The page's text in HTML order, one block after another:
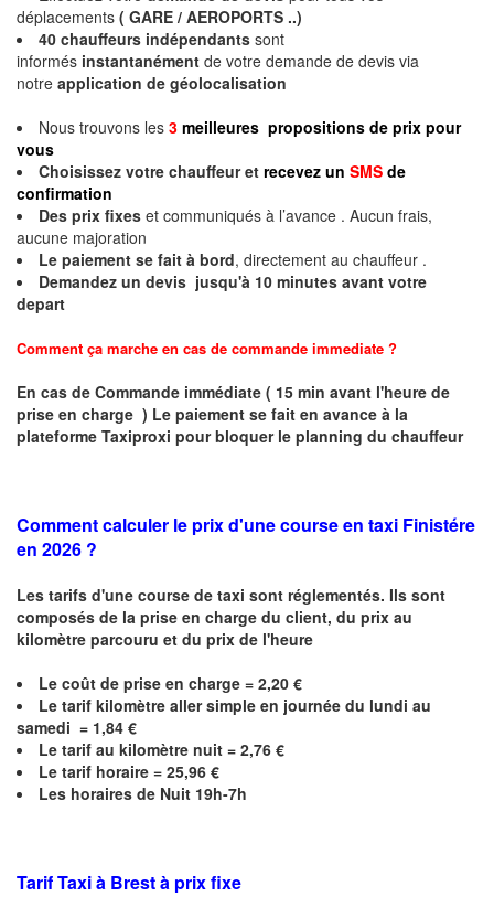
déplacements ( GARE / AEROPORTS ..)
40 chauffeurs indépendants sont
informés instantanément de votre demande de devis via
notre application de géolocalisation
Nous trouvons les 3 meilleures propositions de prix pour
vous
Choisissez votre chauffeur et recevez un SMS de
confirmation
Des prix fixes et communiqués à l’avance . Aucun frais,
aucune majoration
Le paiement se fait à bord, directement au chauffeur .
Demandez un devis jusqu'à 10 minutes avant votre
depart
Comment ça marche en cas de commande immediate ?
En cas de Commande immédiate ( 15 min avant l'heure de
prise en charge ) Le paiement se fait en avance à la
plateforme Taxiproxi pour bloquer le planning du chauffeur
Comment calculer le prix d'une course en taxi Finistére
en 2026 ?
Les tarifs d'une course de taxi sont réglementés. Ils sont
composés de la prise en charge du client, du prix au
kilomètre parcouru et du prix de l'heure
Le coût de prise en charge = 2,20 €
Le tarif kilomètre aller simple en journée du lundi au
samedi = 1,84 €
Le tarif au kilomètre nuit = 2,76 €
Le tarif horaire = 25,96 €
Les horaires de Nuit 19h-7h
Tarif Taxi à Brest à prix fixe